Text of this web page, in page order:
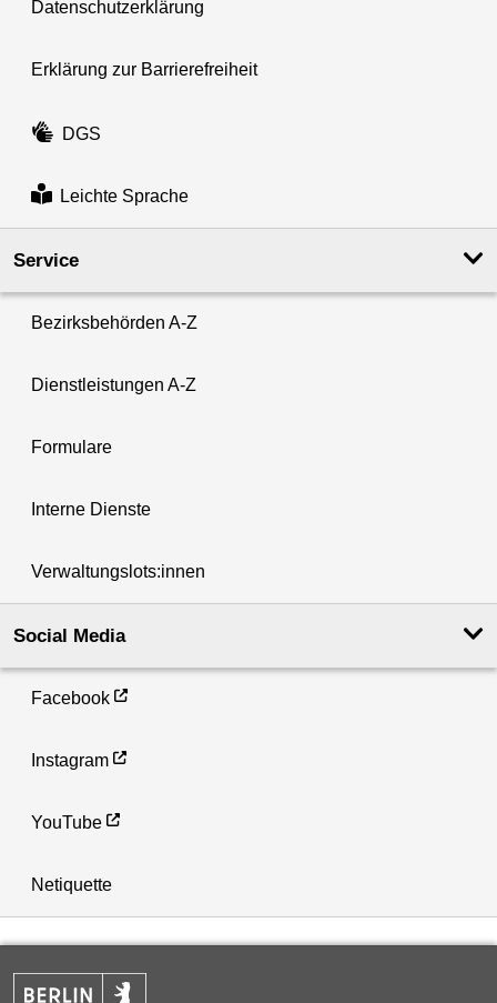
Datenschutzerklärung
Erklärung zur Barrierefreiheit
DGS
Leichte Sprache
Service
Bezirksbehörden A-Z
Dienstleistungen A-Z
Formulare
Interne Dienste
Verwaltungslots:innen
Social Media
Facebook
Instagram
YouTube
Netiquette